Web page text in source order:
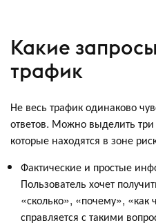
Какие
трафик
Не весь трафик одинаково
ответов. Можно выделить
которые находятся в зоне
Фактические и простые
Пользователь хочет
«сколько», «почему», «как
справляется с такими